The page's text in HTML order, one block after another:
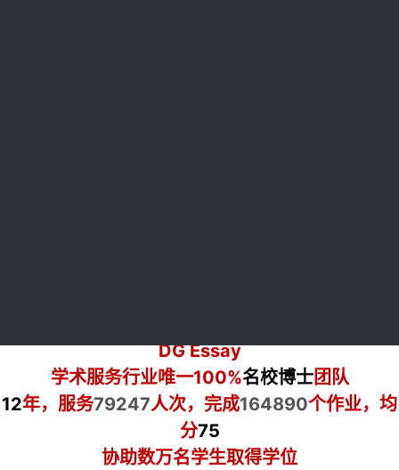
DG Essay
学术服务行业唯一100%名校博士团队
12年，服务79247人次，完成164890个作业，均
分75
协助数万名学生取得学位